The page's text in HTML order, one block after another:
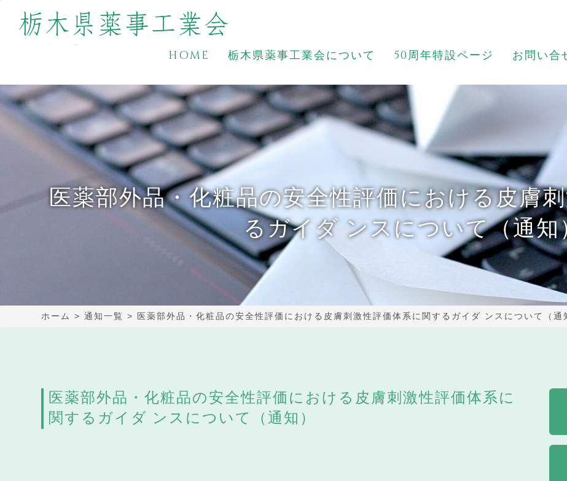
HOME 栃木県薬事工業会について 50周年特設ページ お問い合
医薬部外品・化粧品の安全性評価における皮膚
るガイダ ンスについて（通知
ホーム > 通知一覧 > 医薬部外品・化粧品の安全性評価における皮膚刺激性評価体系に関するガイダ ンスについて（通
医薬部外品・化粧品の安全性評価における皮膚刺激性評価体系に
関するガイダ ンスについて（通知）